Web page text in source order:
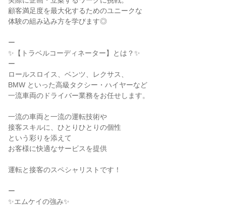
顧客満足度を最大化するためのユニークな
体験の組み込み方を学びます◎
ー
✨【トラベルコーディネーター】とは？✨
ー
ロールスロイス、ベンツ、レクサス、
BMW といった高級タクシー・ハイヤーなど
一流車両のドライバー業務をお任せします。
一流の車両と一流の運転技術や
接客スキルに、ひとりひとりの個性
という彩りを添えて
お客様に快適なサービスを提供
運転と接客のスペシャリストです！
ー
✨エムケイの強み✨